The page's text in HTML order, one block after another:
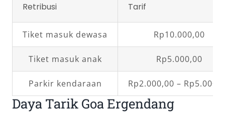
Retribusi Tarif
Tiket masuk dewasa Rp10.000,00
Tiket masuk anak Rp5.000,00
Parkir kendaraan Rp2.000,00 –
Daya Tarik Goa Ergendang